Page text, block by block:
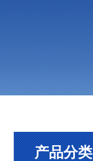
产品分类